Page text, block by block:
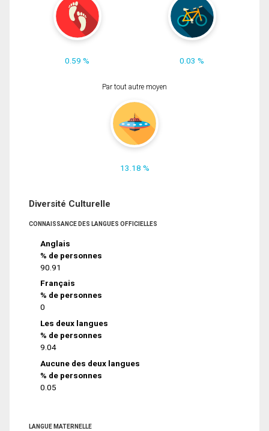
0.59 % 0.03 %
Par tout autre moyen
13.18 %
Diversité Culturelle
CONNAISSANCE DES LANGUES OFFICIELLES
Anglais
% de personnes
90.91
Français
% de personnes
0
Les deux langues
% de personnes
9.04
Aucune des deux langues
% de personnes
0.05
LANGUE MATERNELLE